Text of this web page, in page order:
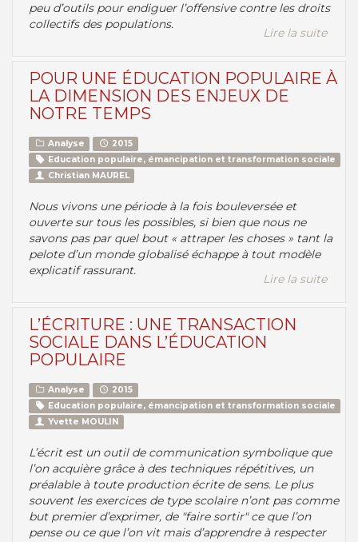
peu d’outils pour endiguer l’offensive contre les droits
collectifs des populations.
Lire la suite
POUR UNE ÉDUCATION POPULAIRE À
LA DIMENSION DES ENJEUX DE
NOTRE TEMPS
Analyse
2015
Education populaire, émancipation et transformation sociale
Christian MAUREL
Nous vivons une période à la fois bouleversée et
ouverte sur tous les possibles, si bien que nous ne
savons pas par quel bout « attraper les choses » tant la
pelote d’un monde globalisé échappe à tout modèle
explicatif rassurant.
Lire la suite
L’ÉCRITURE : UNE TRANSACTION
SOCIALE DANS L’ÉDUCATION
POPULAIRE
Analyse
2015
Education populaire, émancipation et transformation sociale
Yvette MOULIN
L’écrit est un outil de communication symbolique que
l’on acquière grâce à des techniques répétitives, un
préalable à toute production écrite de sens. Le plus
souvent les exercices de type scolaire n’ont pas comme
but premier d’exprimer, de "faire sortir" ce que l’on
pense ou ce que l’on vit mais d’apprendre à respecter